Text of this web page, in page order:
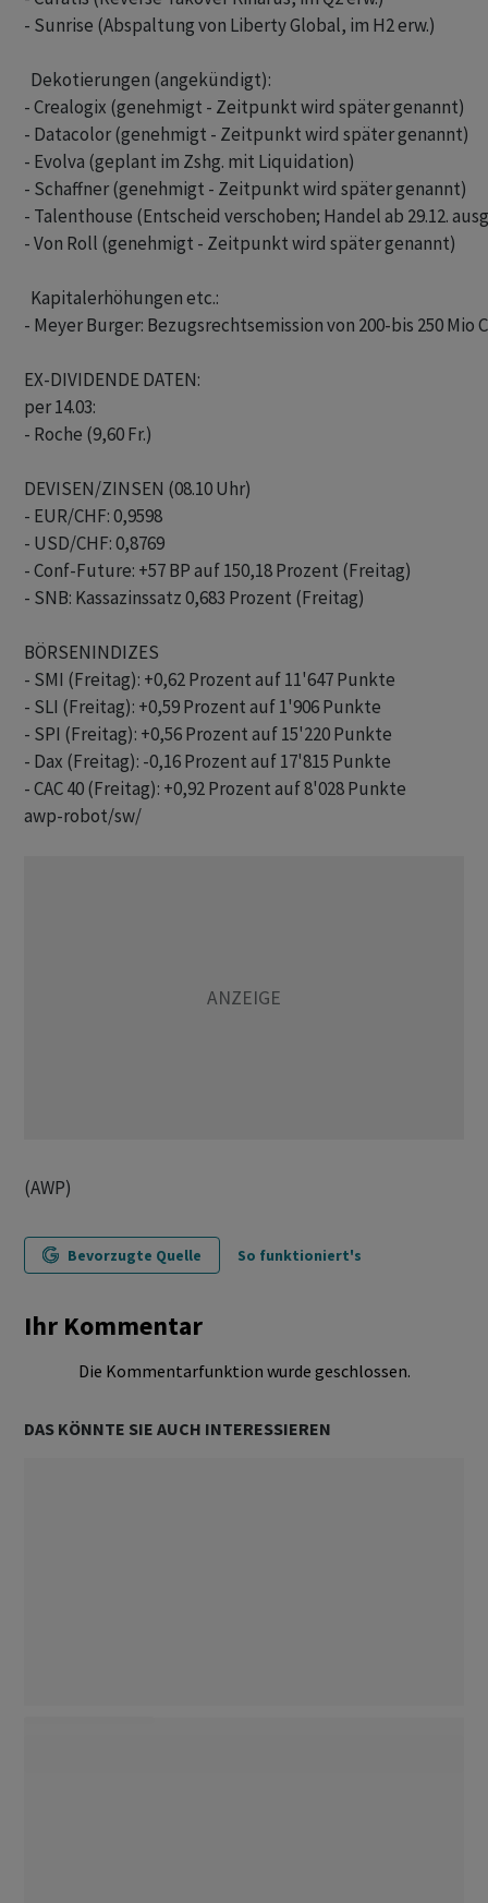
- Sunrise (Abspaltung von Liberty Global, im H2 erw.)
  Dekotierungen (angekündigt):
- Crealogix (genehmigt - Zeitpunkt wird später genannt)
- Datacolor (genehmigt - Zeitpunkt wird später genannt)
- Evolva (geplant im Zshg. mit Liquidation)
- Schaffner (genehmigt - Zeitpunkt wird später genannt)
- Talenthouse (Entscheid verschoben; Handel ab 29.12.
- Von Roll (genehmigt - Zeitpunkt wird später genannt)
  Kapitalerhöhungen etc.:
- Meyer Burger: Bezugsrechtsemission von 200-bis 250 Mio
EX-DIVIDENDE DATEN:
per 14.03:
- Roche (9,60 Fr.)
DEVISEN/ZINSEN (08.10 Uhr)
- EUR/CHF: 0,9598
- USD/CHF: 0,8769
- Conf-Future: +57 BP auf 150,18 Prozent (Freitag)
- SNB: Kassazinssatz 0,683 Prozent (Freitag)
BÖRSENINDIZES
- SMI (Freitag): +0,62 Prozent auf 11'647 Punkte
- SLI (Freitag): +0,59 Prozent auf 1'906 Punkte
- SPI (Freitag): +0,56 Prozent auf 15'220 Punkte
- Dax (Freitag): -0,16 Prozent auf 17'815 Punkte
awp-robot/sw/
(AWP)
Bevorzugte Quelle So funktioniert's
Ihr Kommentar
Die Kommentarfunktion wurde geschlossen.
DAS KÖNNTE SIE AUCH INTERESSIEREN